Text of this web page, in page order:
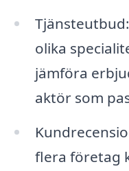
olika
jämföra
aktör som
flera företag